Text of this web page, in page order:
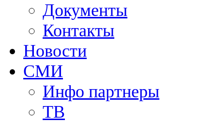
Документы
Контакты
Новости
СМИ
Инфо партнеры
ТВ